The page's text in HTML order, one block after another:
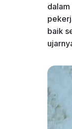
baik